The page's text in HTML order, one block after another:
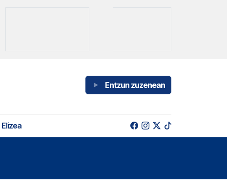
Entzun zuzenean
Elizea